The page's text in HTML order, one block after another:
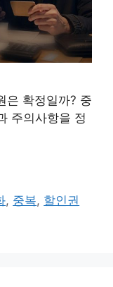
확정일까? 중
주의사항을 정
, 중복, 할인권